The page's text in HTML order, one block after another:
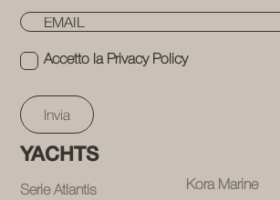
Email(Obbligatorio)
Privacy(Obbligatorio)
Accetto la Privacy Policy
YACHTS
SerieAtlantis Kora Marine